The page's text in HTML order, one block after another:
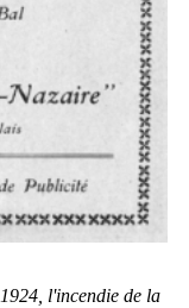
l'incendie de la